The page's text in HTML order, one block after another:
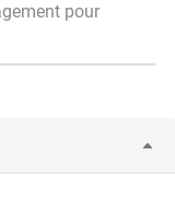
pour